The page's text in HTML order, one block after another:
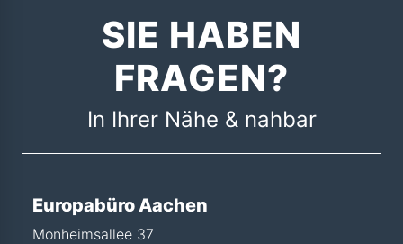
SIE HABEN
FRAGEN?
In Ihrer Nähe & nahbar
Europabüro Aachen
Monheimsallee 37